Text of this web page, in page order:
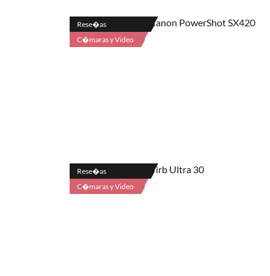
Rese�as
C�maras y Video
Rese�as
C�maras y Video